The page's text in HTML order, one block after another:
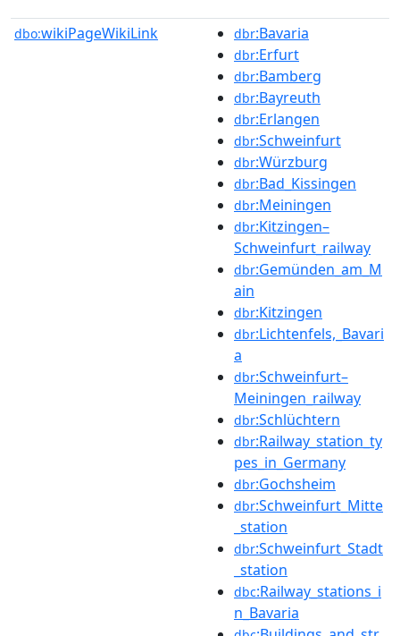
dbo:wikiPageWikiLink dbr:Bavaria
dbr:Erfurt
dbr:Bamberg
dbr:Bayreuth
dbr:Erlangen
dbr:Schweinfurt
dbr:Würzburg
dbr:Bad_Kissingen
dbr:Meiningen
dbr:Kitzingen–
Schweinfurt_railway
dbr:Gemünden_am_M
ain
dbr:Kitzingen
dbr:Lichtenfels,_Bavari
a
dbr:Schweinfurt–
Meiningen_railway
dbr:Schlüchtern
dbr:Railway_station_ty
pes_in_Germany
dbr:Gochsheim
dbr:Schweinfurt_Mitte
_station
dbr:Schweinfurt_Stadt
_station
dbc:Railway_stations_i
n_Bavaria